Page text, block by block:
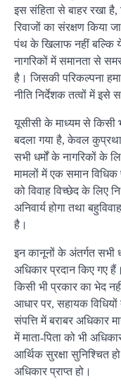
इस संहिता से बाहर रखा
रिवाजों का संरक्षण किया
पंथ के खिलाफ नहीं बल्कि
नागरिकों में समानता से
है। जिसकी परिकल्पना
नीति निर्देशक तत्वों में इसे
यूसीसी के माध्यम से किसी
बदला गया है, केवल
सभी धर्मों के नागरिकों के
मामलों में एक समान विधिक
को विवाह विच्छेद के लिए
अनिवार्य होगा तथा
है।
इन कानूनों के अंतर्गत सभी
अधिकार प्रदान किए गए
किसी भी प्रकार का भेद
आधार पर, सहायक विधियों
संपत्ति में बराबर अधिकार
में माता-पिता को भी
आर्थिक सुरक्षा सुनिश्चित
अधिकार प्राप्त हो।